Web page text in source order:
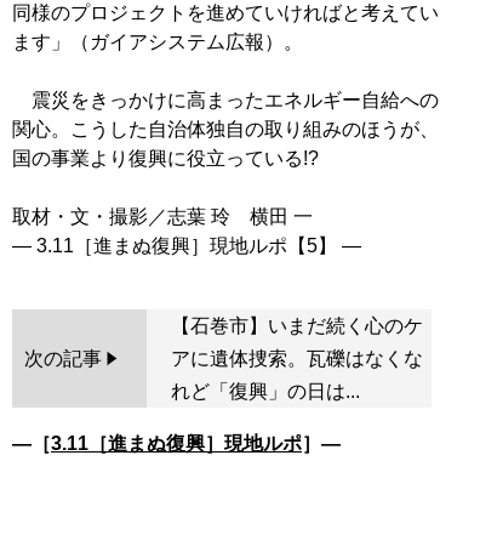
同様のプロジェクトを進めていければと考えてい
ます」（ガイアシステム広報）。
震災をきっかけに高まったエネルギー自給への
関心。こうした自治体独自の取り組みのほうが、
国の事業より復興に役立っている!?
取材・文・撮影／志葉 玲 横田 一
次の記事
【石巻市】いまだ続く心のケ
アに遺体捜索。瓦礫はなくな
れど「復興」の日は...
―［3.11［進まぬ復興］現地ルポ］―